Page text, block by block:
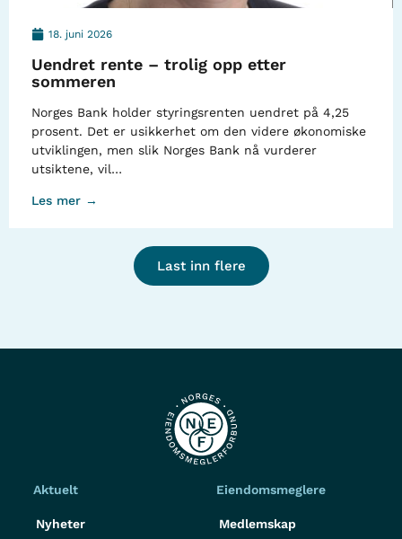
18. juni 2026
Uendret rente – trolig opp etter
sommeren
Norges Bank holder styringsrenten uendret på 4,25
prosent. Det er usikkerhet om den videre økonomiske
utviklingen, men slik Norges Bank nå vurderer
utsiktene, vil…
Les mer →
Last inn flere
Aktuelt
Nyheter
Eiendomsmeglere
Medlemskap